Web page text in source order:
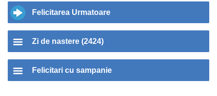
Felicitarea Urmatoare
Zi de nastere (2424)
Felicitari cu sampanie